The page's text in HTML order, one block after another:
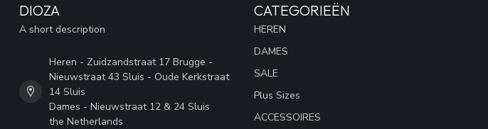
DIOZA
A short description
Heren - Zuidzandstraat 17 Brugge -
Nieuwstraat 43 Sluis - Oude Kerkstraat
14 Sluis
Dames - Nieuwstraat 12 & 24 Sluis
the Netherlands
CATEGORIEËN
HEREN
DAMES
SALE
Plus Sizes
ACCESSOIRES